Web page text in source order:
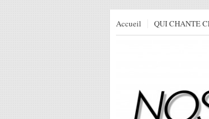
Accueil QUI CHANTE